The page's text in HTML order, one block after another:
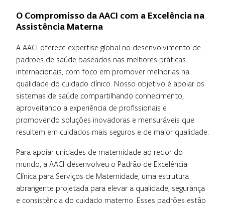
O Compromisso da AACI com a Excelência na
Assistência Materna
A AACI oferece expertise global no desenvolvimento de
padrões de saúde baseados nas melhores práticas
internacionais, com foco em promover melhorias na
qualidade do cuidado clínico. Nosso objetivo é apoiar os
sistemas de saúde compartilhando conhecimento,
aproveitando a experiência de profissionais e
promovendo soluções inovadoras e mensuráveis que
resultem em cuidados mais seguros e de maior qualidade.
Para apoiar unidades de maternidade ao redor do
mundo, a AACI desenvolveu o Padrão de Excelência
Clínica para Serviços de Maternidade, uma estrutura
abrangente projetada para elevar a qualidade, segurança
e consistência do cuidado materno. Esses padrões estão